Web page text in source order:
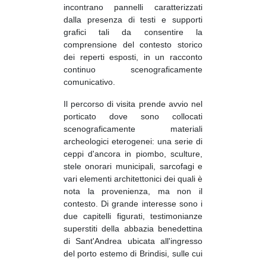
incontrano pannelli caratterizzati
dalla presenza di testi e supporti
grafici tali da consentire la
comprensione del contesto storico
dei reperti esposti, in un racconto
continuo scenograficamente
comunicativo.
Il percorso di visita prende avvio nel
porticato dove sono collocati
scenograficamente materiali
archeologici eterogenei: una serie di
ceppi d'ancora in piombo, sculture,
stele onorari municipali, sarcofagi e
vari elementi architettonici dei quali è
nota la provenienza, ma non il
contesto. Di grande interesse sono i
due capitelli figurati, testimonianze
superstiti della abbazia benedettina
di Sant'Andrea ubicata all'ingresso
del porto estemo di Brindisi, sulle cui